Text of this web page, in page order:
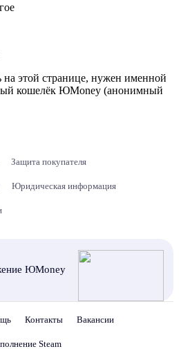
на этой странице, нужен именной
кошелёк ЮMoney (анонимный
Защита покупателя
Юридическая информация
ЮMoney
Контакты Вакансии
Steam